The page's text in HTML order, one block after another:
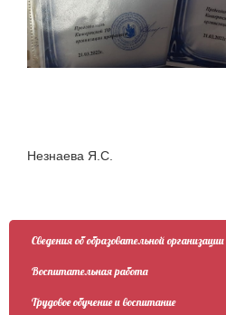
Незнаева Я.С.
Сведения об образовательной организации
Воспитательная работа
Трудовое обучение и воспитание